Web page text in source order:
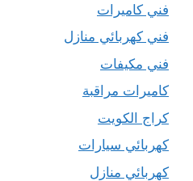
فني كاميرات
فني كهربائي منازل
فني مكيفات
كاميرات مراقبة
كراج الكويت
كهربائي سيارات
كهربائي منازل